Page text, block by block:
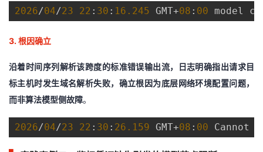
2026/04/23 22 : 30 : 16.245 GMT+08 : 00 model
3. 根因确立
沿着时间序列解析该跨度的标准错误输出流，日志明确指出请求目
标主机时发生域名解析失败， 确立根因为底层网络环境配置问题，
而非算法模型侧故障。
2026/04/23 22 : 30 : 26.159 GMT+08 : 00 Cannot